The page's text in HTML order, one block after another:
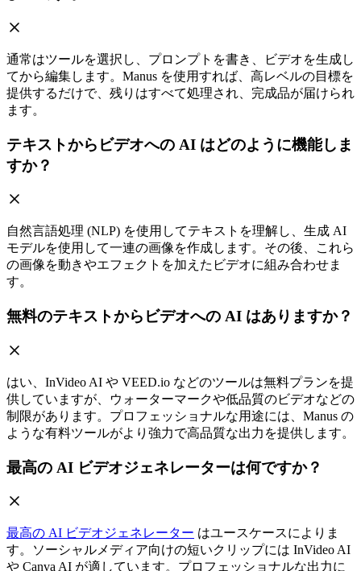
通常はツールを選択し、プロンプトを書き、ビデオを生成し
てから編集します。Manus を使用すれば、高レベルの目標を
提供するだけで、残りはすべて処理され、完成品が届けられ
ます。
テキストからビデオへの AI はどのように機能しま
すか？
自然言語処理 (NLP) を使用してテキストを理解し、生成 AI
モデルを使用して一連の画像を作成します。その後、これら
の画像を動きやエフェクトを加えたビデオに組み合わせま
す。
無料のテキストからビデオへの AI はありますか？
はい、InVideo AI や VEED.io などのツールは無料プランを提
供していますが、ウォーターマークや低品質のビデオなどの
制限があります。プロフェッショナルな用途には、Manus の
ような有料ツールがより強力で高品質な出力を提供します。
最高の AI ビデオジェネレーターは何ですか？
最高の AI ビデオジェネレーター はユースケースによりま
す。ソーシャルメディア向けの短いクリップには InVideo AI
や Canva AI が適しています。プロフェッショナルな出力に